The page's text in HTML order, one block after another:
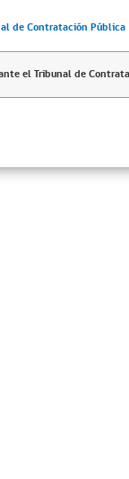
de Contratación Pública
el Tribunal de